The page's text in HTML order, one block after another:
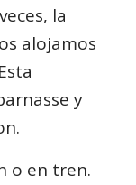
la
alojamos
y
o en tren.